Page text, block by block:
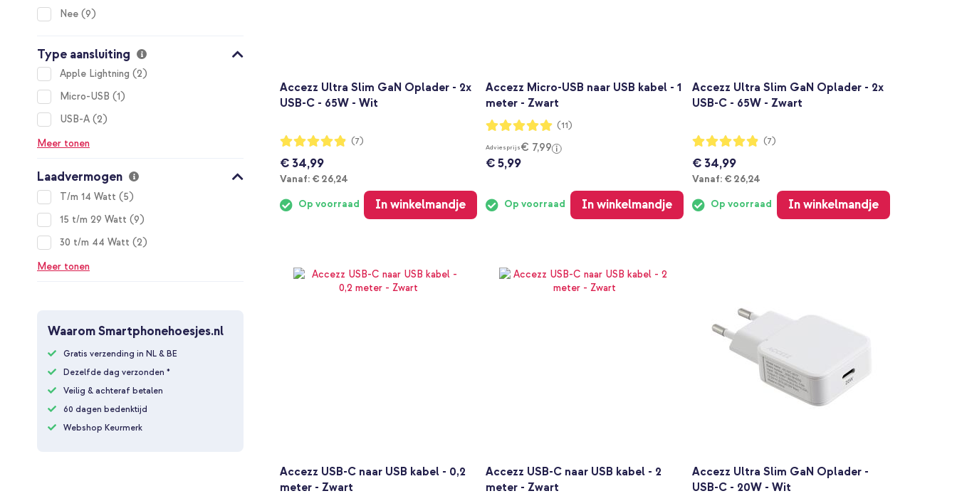
Accezz Ultra Slim GaN Oplader - 2x
USB-C - 65W - Wit
Waardering:
97%
(7)
€ 34,99
Vanaf: Vanaf
€ 26,24
Op voorraad In winkelmandje
Accezz Micro-USB naar USB kabel - 1
meter - Zwart
Waardering:
100%
(11)
Adviesprijs€ 7,99
€ 5,99
Op voorraad In winkelmandje
Accezz Ultra Slim GaN Oplader - 2x
USB-C - 65W - Zwart
Waardering:
97%
(7)
€ 34,99
Vanaf: Vanaf
€ 26,24
Op voorraad In winkelmandje
Accezz USB-C naar USB kabel - 0,2
meter - Zwart
Accezz USB-C naar USB kabel - 2
meter - Zwart
Accezz Ultra Slim GaN Oplader -
USB-C - 20W - Wit
Nee 9
items
Type aansluiting
Apple Lightning 2
items
Micro-USB
1
item
USB-A 2
items
Meer tonen
Laadvermogen
T/m 14 Watt 5
items
15 t/m 29 Watt
9
items
30 t/m 44 Watt
2
items
Meer tonen
Waarom Smartphonehoesjes.nl
Gratis verzending in NL & BE
Dezelfde dag verzonden *
Veilig & achteraf betalen
60 dagen bedenktijd
Webshop Keurmerk